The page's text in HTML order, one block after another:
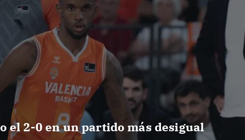
el 2-0 en un partido más desigual